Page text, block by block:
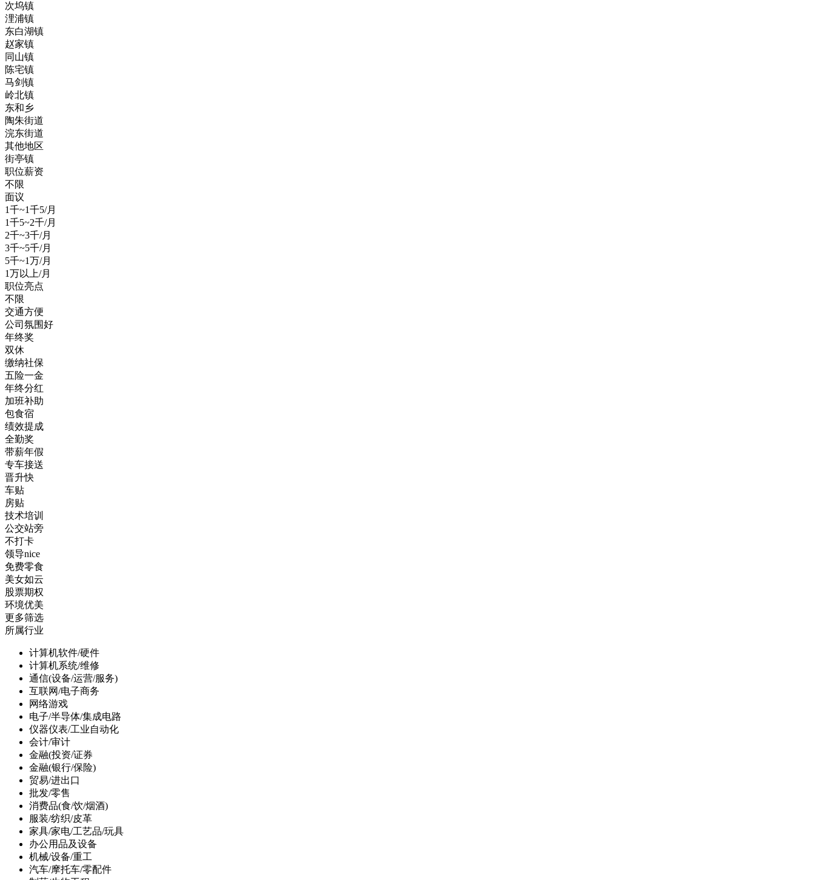
次坞镇
浬浦镇
东白湖镇
赵家镇
同山镇
陈宅镇
马剑镇
岭北镇
东和乡
陶朱街道
浣东街道
其他地区
街亭镇
职位薪资
不限
面议
1千~1千5/月
1千5~2千/月
2千~3千/月
3千~5千/月
5千~1万/月
1万以上/月
职位亮点
不限
交通方便
公司氛围好
年终奖
双休
缴纳社保
五险一金
年终分红
加班补助
包食宿
绩效提成
全勤奖
带薪年假
专车接送
晋升快
车贴
房贴
技术培训
公交站旁
不打卡
领导nice
免费零食
美女如云
股票期权
环境优美
更多筛选
所属行业
计算机软件/硬件
计算机系统/维修
通信(设备/运营/服务)
互联网/电子商务
网络游戏
电子/半导体/集成电路
仪器仪表/工业自动化
会计/审计
金融(投资/证券
金融(银行/保险)
贸易/进出口
批发/零售
消费品(食/饮/烟酒)
服装/纺织/皮革
家具/家电/工艺品/玩具
办公用品及设备
机械/设备/重工
汽车/摩托车/零配件